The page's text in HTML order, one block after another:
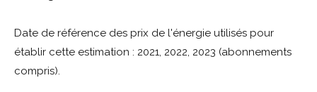
Date de référence des prix de l'énergie utilisés pour
établir cette estimation : 2021, 2022, 2023 (abonnements
compris).